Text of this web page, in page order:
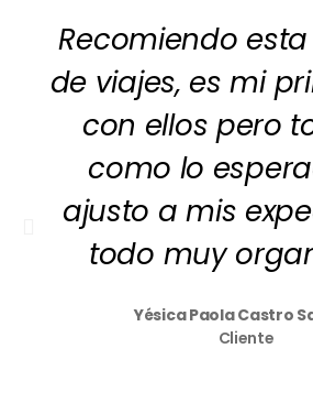
Recomiendo
de viajes, es mi
con ellos pero
como lo
ajusto a mis
todo muy
Yésica Paola Castro
Cliente